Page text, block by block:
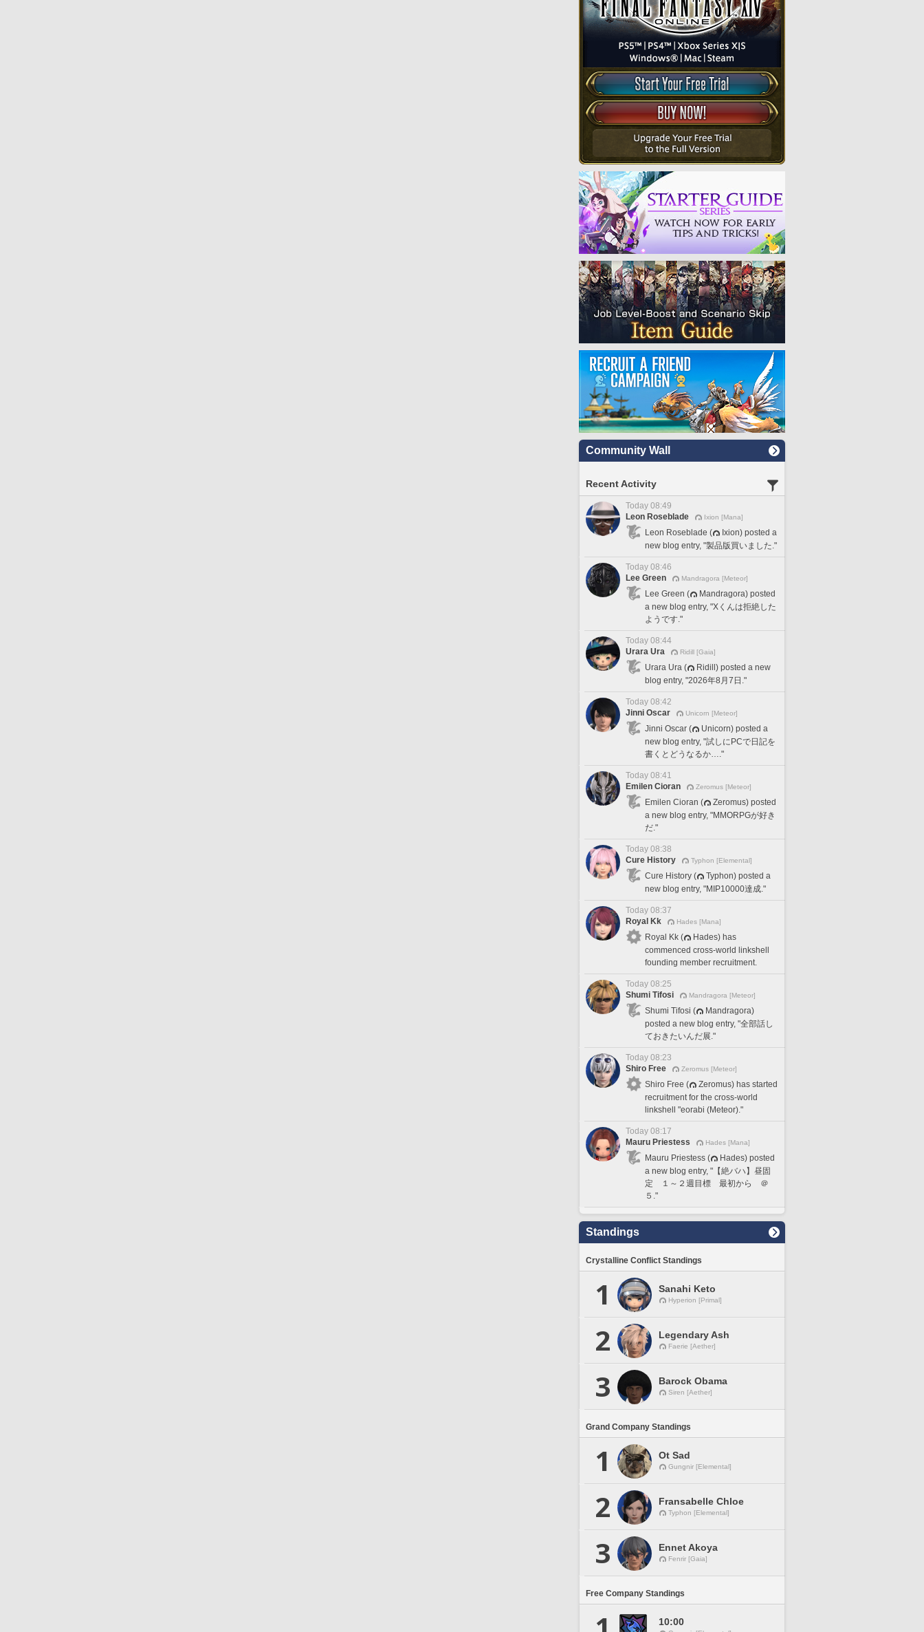
Community Wall
Recent Activity
Today 08:49
Leon Roseblade
Ixion [Mana]
Leon Roseblade (
Ixion) posted a
new blog entry, "製品版買いました."
Today 08:46
Lee Green
Mandragora [Meteor]
Lee Green (
Mandragora) posted
a new blog entry, "Xくんは拒絶した
ようです."
Today 08:44
Urara Ura
Ridill [Gaia]
Urara Ura (
Ridill) posted a new
blog entry, "2026年8月7日."
Today 08:42
Jinni Oscar
Unicorn [Meteor]
Jinni Oscar (
Unicorn) posted a
new blog entry, "試しにPCで日記を
書くとどうなるか…."
Today 08:41
Emilen Cioran
Zeromus [Meteor]
Emilen Cioran (
Zeromus) posted
a new blog entry, "MMORPGが好き
だ."
Today 08:38
Cure History
Typhon [Elemental]
Cure History (
Typhon) posted a
new blog entry, "MIP10000達成."
Today 08:37
Royal Kk
Hades [Mana]
Royal Kk (
Hades) has
commenced cross-world linkshell
founding member recruitment.
Today 08:25
Shumi Tifosi
Mandragora [Meteor]
Shumi Tifosi (
Mandragora)
posted a new blog entry, "全部話し
ておきたいんだ展."
Today 08:23
Shiro Free
Zeromus [Meteor]
Shiro Free (
Zeromus) has started
recruitment for the cross-world
linkshell "eorabi (Meteor)."
Today 08:17
Mauru Priestess
Hades [Mana]
Mauru Priestess (
Hades) posted
a new blog entry, "【絶バハ】昼固
定 １～２週目標 最初から ＠
５."
Standings
Crystalline Conflict Standings
1 Sanahi Keto
Hyperion [Primal]
2 Legendary Ash
Faerie [Aether]
3 Barock Obama
Siren [Aether]
Grand Company Standings
1 Ot Sad
Gungnir [Elemental]
2 Fransabelle Chloe
Typhon [Elemental]
3 Ennet Akoya
Fenrir [Gaia]
Free Company Standings
10:00